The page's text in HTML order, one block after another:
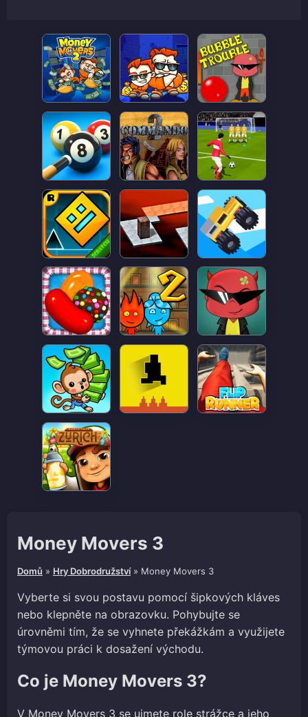
Money Movers 3
Domů » Hry Dobrodružství » Money Movers 3
Vyberte si svou postavu pomocí šipkových kláves
nebo klepněte na obrazovku. Pohybujte se
úrovněmi tím, že se vyhnete překážkám a využijete
týmovou práci k dosažení východu.
Co je Money Movers 3?
V Money Movers 3 se ujmete role strážce a jeho